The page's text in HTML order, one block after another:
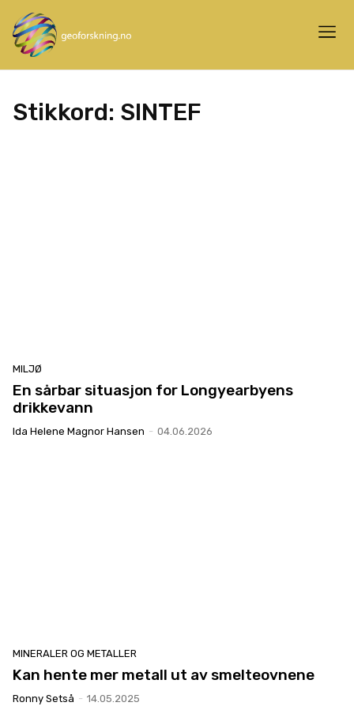
Stikkord: SINTEF
MILJØ
En sårbar situasjon for Longyearbyens
drikkevann
Ida Helene Magnor Hansen - 04.06.2026
MINERALER OG METALLER
Kan hente mer metall ut av smelteovnene
Ronny Setså - 14.05.2025